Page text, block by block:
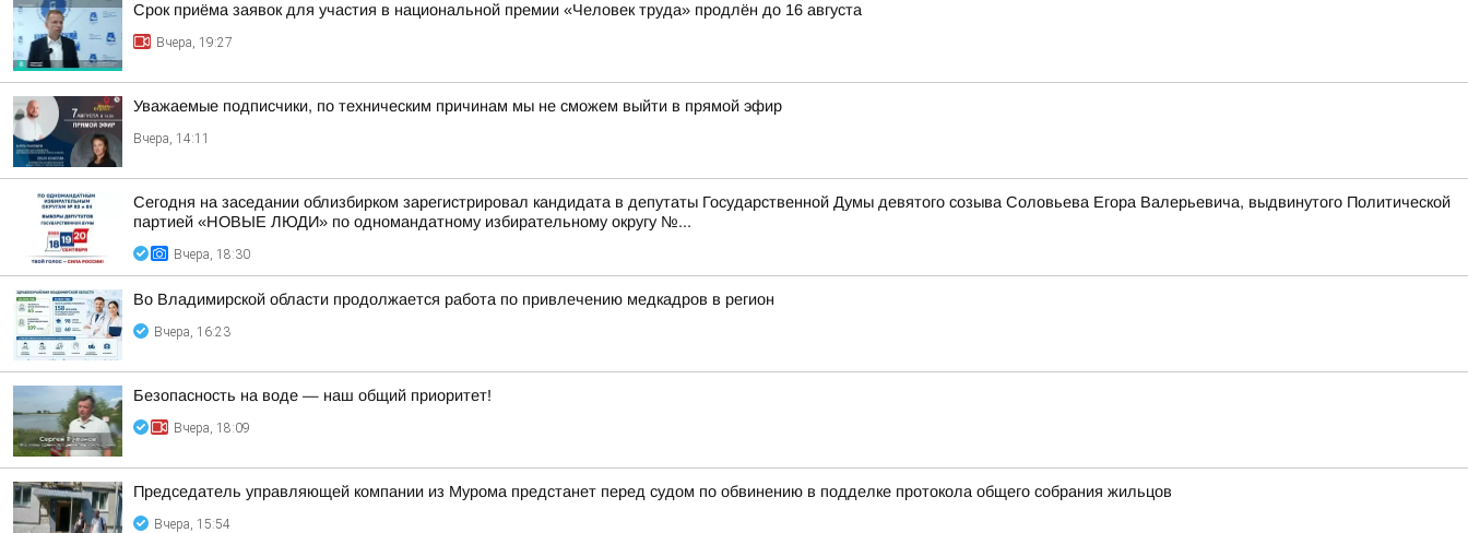
Срок приёма заявок для участия в национальной премии «Человек труда» продлён до 16 августа
Вчера, 19:27
Уважаемые подписчики, по техническим причинам мы не сможем выйти в прямой эфир
Вчера, 14:11
Сегодня на заседании облизбирком зарегистрировал кандидата в депутаты Государственной Думы девятого созыва Соловьева Егора Валерьевича, выдвинутого Политической
партией «НОВЫЕ ЛЮДИ» по одномандатному избирательному округу №...
Вчера, 18:30
Во Владимирской области продолжается работа по привлечению медкадров в регион
Вчера, 16:23
Безопасность на воде — наш общий приоритет!
Вчера, 18:09
Председатель управляющей компании из Мурома предстанет перед судом по обвинению в подделке протокола общего собрания жильцов
Вчера, 15:54